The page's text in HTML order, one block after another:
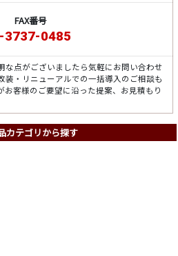
FAX番号
3737-0485
な点がございましたら気軽にお問い合わせ
装・リニューアルでの一括導入のご相談も
客様のご要望に沿った提案、お見積もり
カテゴリから探す